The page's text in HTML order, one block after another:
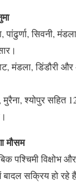
पांढुर्णा, सिवनी,
मंडला, डिंडौरी
मुरैना, श्योपुर
मौसम
पश्चिमी विक्षोभ
सक्रिय हो